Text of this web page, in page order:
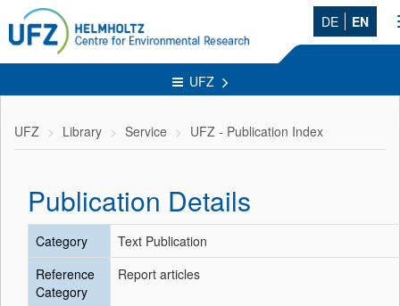
DE EN
UFZ
UFZ Library Service UFZ - Publication Index
Publication Details
Category
Text Publication
Reference
Category
Report articles